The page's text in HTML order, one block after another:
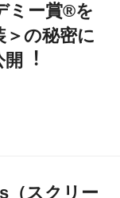
ミー賞®を
＞の秘密に
︕
（スクリー